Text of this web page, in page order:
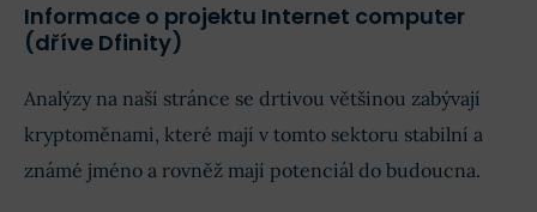
Informace o projektu Internet computer
(dříve Dfinity)
Analýzy na naší stránce se drtivou většinou zabývají
kryptoměnami, které mají v tomto sektoru stabilní a
známé jméno a rovněž mají potenciál do budoucna.